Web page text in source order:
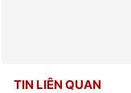
TIN LIÊN QUAN